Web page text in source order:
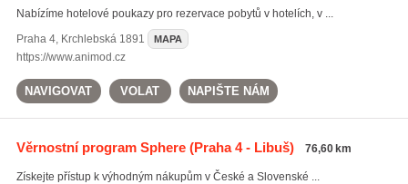
Nabízíme hotelové poukazy pro rezervace pobytů v hotelích, v ...
Praha 4, Krchlebská 1891 MAPA
https://www.animod.cz
NAVIGOVAT VOLAT NAPIŠTE NÁM
Věrnostní program Sphere(Praha 4 - Libuš) 76,60 km
Získejte přístup k výhodným nákupům v České a Slovenské ...